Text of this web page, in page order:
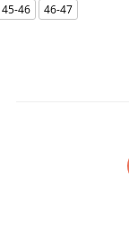
45-46 46-47